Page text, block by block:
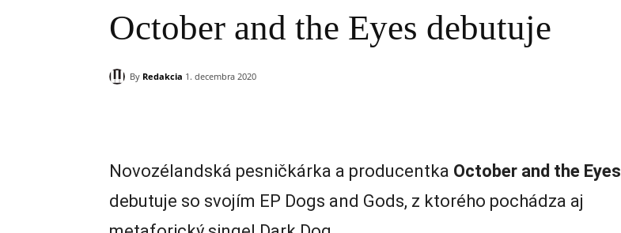
October and the Eyes debutuje
By Redakcia 1. decembra 2020
Novozélandská pesničkárka a producentka October and the Eyes
debutuje so svojím EP Dogs and Gods, z ktorého pochádza aj